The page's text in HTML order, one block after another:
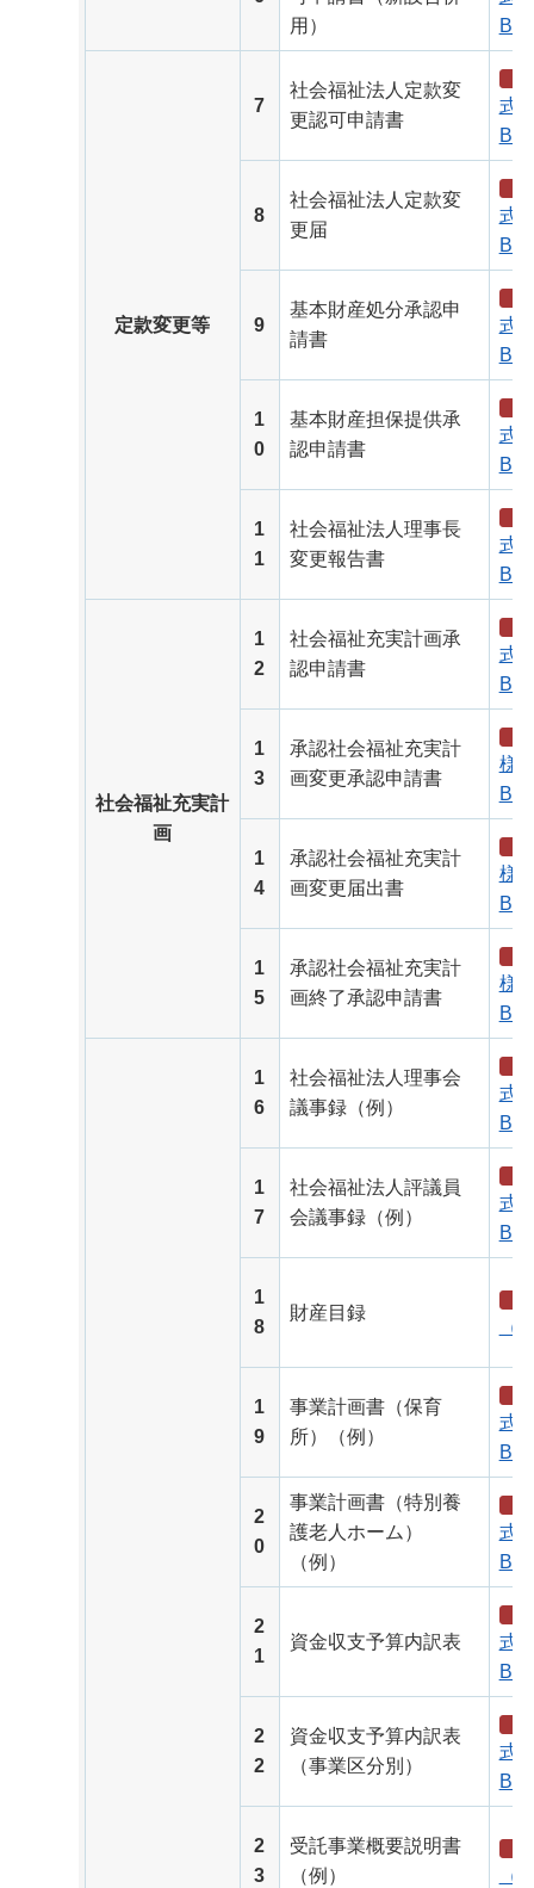
用）
B）
定款変更等
7
社会福祉法人定款変
更認可申請書
式
B）
8
社会福祉法人定款変
更届
式
B）
9
基本財産処分承認申
請書
式
B）
1
0
基本財産担保提供承
認申請書
式
B）
1
1
社会福祉法人理事長
変更報告書
式
B）
社会福祉充実計
画
1
2
社会福祉充実計画承
認申請書
式
B）
1
3
承認社会福祉充実計
画変更承認申請書
様
B）
1
4
承認社会福祉充実計
画変更届出書
様
B）
1
5
承認社会福祉充実計
画終了承認申請書
様
B）
1
6
社会福祉法人理事会
議事録（例）
式
B）
1
7
社会福祉法人評議員
会議事録（例）
式
B）
1
8
財産目録
（
1
9
事業計画書（保育
所）（例）
式
B）
2
0
事業計画書（特別養
護老人ホーム）
（例）
式
B）
2
1
資金収支予算内訳表
式
B）
2
2
資金収支予算内訳表
（事業区分別）
式
B）
2
3
受託事業概要説明書
（例）
（